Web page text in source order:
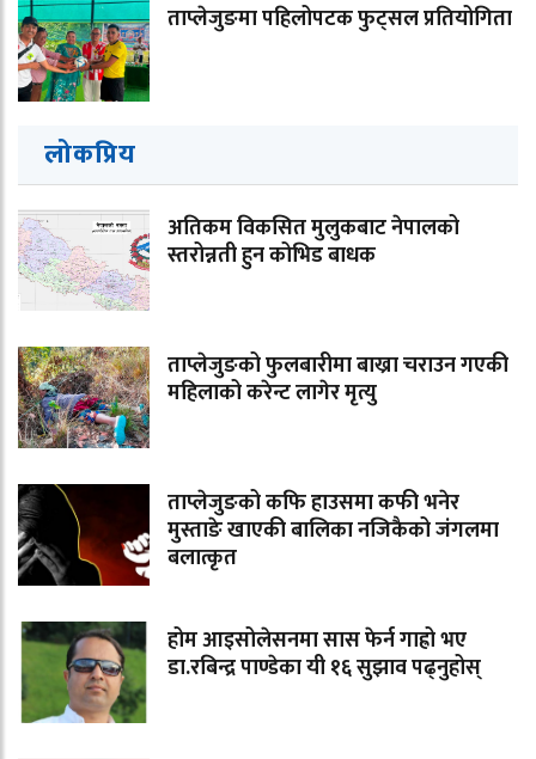
ताप्लेजुङमा पहिलोपटक फुट्सल प्रतियोगिता
लोकप्रिय
अतिकम विकसित मुलुकबाट नेपालको
स्तरोन्नती हुन कोभिड बाधक
ताप्लेजुङको फुलबारीमा बाख्रा चराउन गएकी
महिलाको करेन्ट लागेर मृत्यु
ताप्लेजुङको कफि हाउसमा कफी भनेर
मुस्ताङे खाएकी बालिका नजिकैको जंगलमा
बलात्कृत
होम आइसोलेसनमा सास फेर्न गाह्रो भए
डा.रबिन्द्र पाण्डेका यी १६ सुझाव पढ्नुहोस्